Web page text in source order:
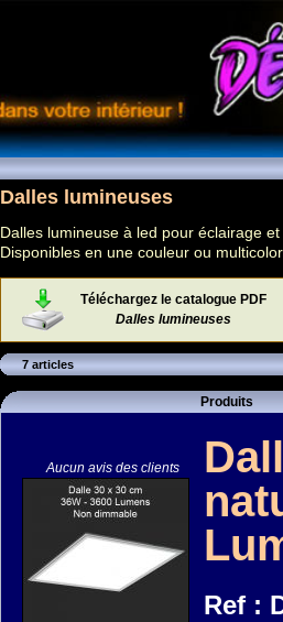
Dalles lumineuses
Dalles lumineuse à led pour éclairage
Disponibles en une couleur ou
Téléchargez le catalogue PDF
Dalles lumineuses
7 articles
Produits
Aucun avis des clients
Ref :